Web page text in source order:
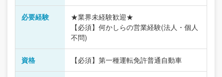
必要経験
★業界未経験歓迎★
【必須】何かしらの営業経験(法人・個人
不問)
資格 【必須】第一種運転免許普通自動車